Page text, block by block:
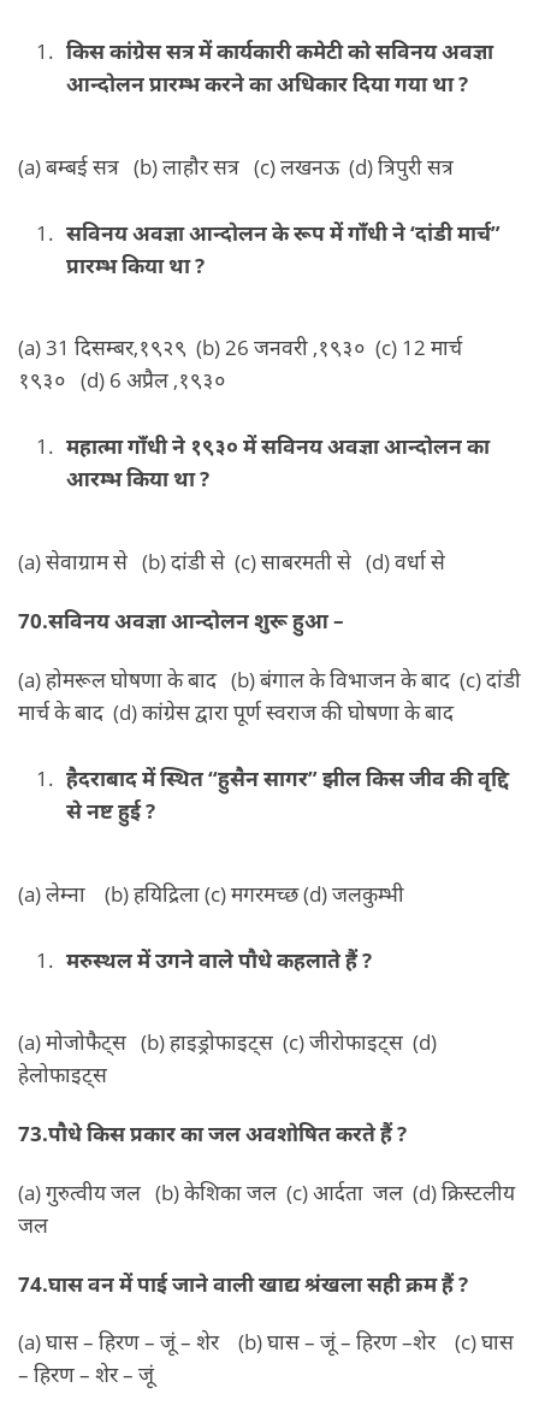
किस कांग्रेस सत्र में कार्यकारी कमेटी को सविनय अवज्ञा
आन्दोलन प्रारम्भ करने का अधिकार दिया गया था ?
(a) बम्बई सत्र (b) लाहौर सत्र (c) लखनऊ (d) त्रिपुरी सत्र
सविनय अवज्ञा आन्दोलन के रूप में गाँधी ने ‘दांडी मार्च”
प्रारम्भ किया था ?
(a) 31 दिसम्बर,१९२९ (b) 26 जनवरी ,१९३० (c) 12 मार्च
१९३० (d) 6 अप्रैल ,१९३०
महात्मा गाँधी ने १९३० में सविनय अवज्ञा आन्दोलन का
आरम्भ किया था ?
(a) सेवाग्राम से (b) दांडी से (c) साबरमती से (d) वर्धा से
70.सविनय अवज्ञा आन्दोलन शुरू हुआ –
(a) होमरूल घोषणा के बाद (b) बंगाल के विभाजन के बाद (c) दांडी
मार्च के बाद (d) कांग्रेस द्वारा पूर्ण स्वराज की घोषणा के बाद
हैदराबाद में स्थित “हुसैन सागर” झील किस जीव की वृद्दि
से नष्ट हुई ?
(a) लेम्ना (b) हयिद्रिला (c) मगरमच्छ (d) जलकुम्भी
मरुस्थल में उगने वाले पौधे कहलाते हैं ?
(a) मोजोफैट्स (b) हाइड्रोफाइट्स (c) जीरोफाइट्स (d)
हेलोफाइट्स
73.पौधे किस प्रकार का जल अवशोषित करते हैं ?
(a) गुरुत्वीय जल (b) केशिका जल (c) आर्दता जल (d) क्रिस्टलीय
जल
74.घास वन में पाई जाने वाली खाद्य श्रंखला सही क्रम हैं ?
(a) घास – हिरण – जूं – शेर (b) घास – जूं – हिरण –शेर (c) घास
– हिरण – शेर – जूं